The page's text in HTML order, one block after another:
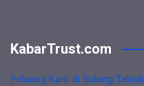
KabarTrust.com
Peluang Karir di Bidang